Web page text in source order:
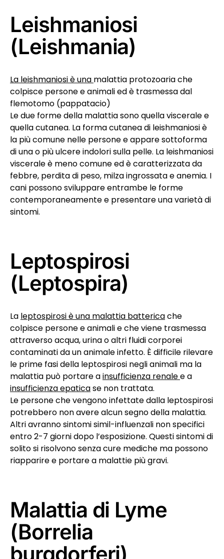
Leishmaniosi
(Leishmania)
La leishmaniosi è una malattia protozoaria che
colpisce persone e animali ed è trasmessa dal
flemotomo (pappatacio)
Le due forme della malattia sono quella viscerale e
quella cutanea. La forma cutanea di leishmaniosi è
la più comune nelle persone e appare sottoforma
di una o più ulcere indolori sulla pelle. La leishmaniosi
viscerale è meno comune ed è caratterizzata da
febbre, perdita di peso, milza ingrossata e anemia. I
cani possono sviluppare entrambe le forme
contemporaneamente e presentare una varietà di
sintomi.
Leptospirosi
(Leptospira)
La leptospirosi è una malattia battericache
colpisce persone e animali e che viene trasmessa
attraverso acqua, urina o altri fluidi corporei
contaminati da un animale infetto. È difficile rilevare
le prime fasi della leptospirosi negli animali ma la
malattia può portare ainsufficienza renalee a
insufficienza epaticase non trattata.
Le persone che vengono infettate dalla leptospirosi
potrebbero non avere alcun segno della malattia.
Altri avranno sintomi simil-influenzali non specifici
entro 2-7 giorni dopo l’esposizione. Questi sintomi di
solito si risolvono senza cure mediche ma possono
riapparire e portare a malattie più gravi.
Malattia di Lyme
(Borrelia